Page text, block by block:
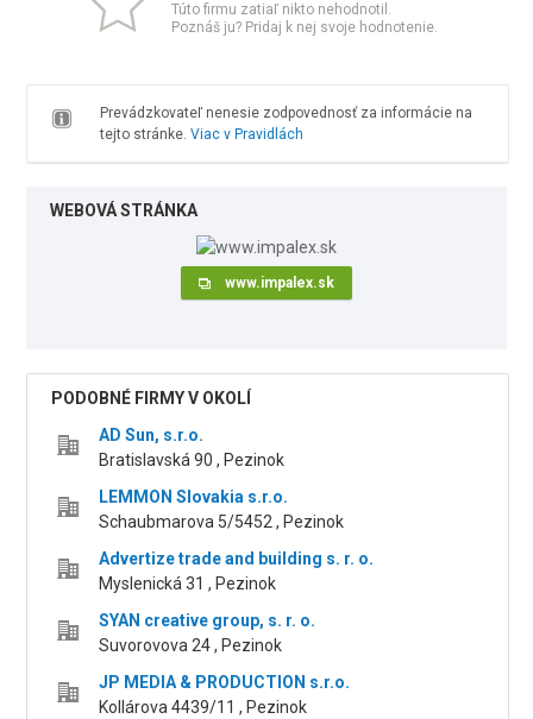
Túto firmu zatiaľ nikto nehodnotil.
Poznáš ju? Pridaj k nej svoje hodnotenie.
Prevádzkovateľ nenesie zodpovednosť za informácie na
tejto stránke. Viac v Pravidlách
WEBOVÁ STRÁNKA
www.impalex.sk
PODOBNÉ FIRMY V OKOLÍ
AD Sun, s.r.o.
Bratislavská 90 , Pezinok
LEMMON Slovakia s.r.o.
Schaubmarova 5/5452 , Pezinok
Advertize trade and building s. r. o.
Myslenická 31 , Pezinok
SYAN creative group, s. r. o.
Suvorovova 24 , Pezinok
JP MEDIA & PRODUCTION s.r.o.
Kollárova 4439/11 , Pezinok